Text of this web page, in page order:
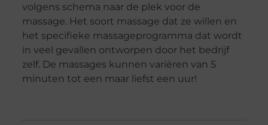
volgens schema naar de plek voor de
massage. Het soort massage dat ze willen en
het specifieke massageprogramma dat wordt
in veel gevallen ontworpen door het bedrijf
zelf. De massages kunnen variëren van 5
minuten tot een maar liefst een uur!